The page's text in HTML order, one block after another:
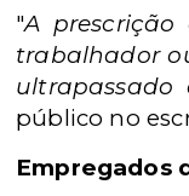
"A
trabalhador
público no
Empregados